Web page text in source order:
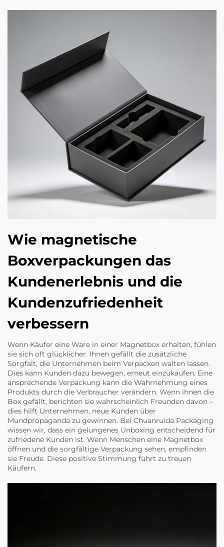
Wie magnetische
Boxverpackungen das
Kundenerlebnis und die
Kundenzufriedenheit
verbessern
Wenn Käufer eine Ware in einer Magnetbox erhalten, fühlen
sie sich oft glücklicher. Ihnen gefällt die zusätzliche
Sorgfalt, die Unternehmen beim Verpacken walten lassen.
Dies kann Kunden dazu bewegen, erneut einzukaufen. Eine
ansprechende Verpackung kann die Wahrnehmung eines
Produkts durch die Verbraucher verändern. Wenn ihnen die
Box gefällt, berichten sie wahrscheinlich Freunden davon –
dies hilft Unternehmen, neue Kunden über
Mundpropaganda zu gewinnen. Bei Chuanruida Packaging
wissen wir, dass ein gelungenes Unboxing entscheidend für
zufriedene Kunden ist. Wenn Menschen eine Magnetbox
öffnen und die sorgfältige Verpackung sehen, empfinden
sie Freude. Diese positive Stimmung führt zu treuen
Käufern.